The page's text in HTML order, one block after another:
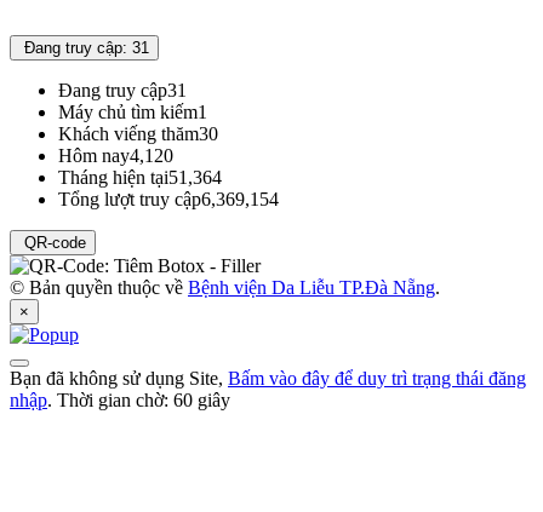
Đang truy cập: 31
Đang truy cập31
Máy chủ tìm kiếm1
Khách viếng thăm30
Hôm nay4,120
Tháng hiện tại51,364
Tổng lượt truy cập6,369,154
QR-code
© Bản quyền thuộc về Bệnh viện Da Liễu TP.Đà Nẵng.
×
Bạn đã không sử dụng Site, Bấm vào đây để duy trì trạng thái đăng
nhập. Thời gian chờ: 60 giây